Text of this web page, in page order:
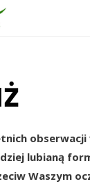
obserwacji
lubianą
Waszym